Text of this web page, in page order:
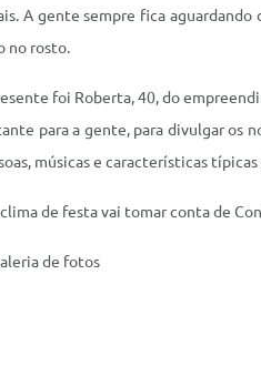
A gente sempre fica aguardando
no rosto.
foi Roberta, 40, do
para a gente, para divulgar os
músicas e características
de festa vai tomar conta de
de fotos